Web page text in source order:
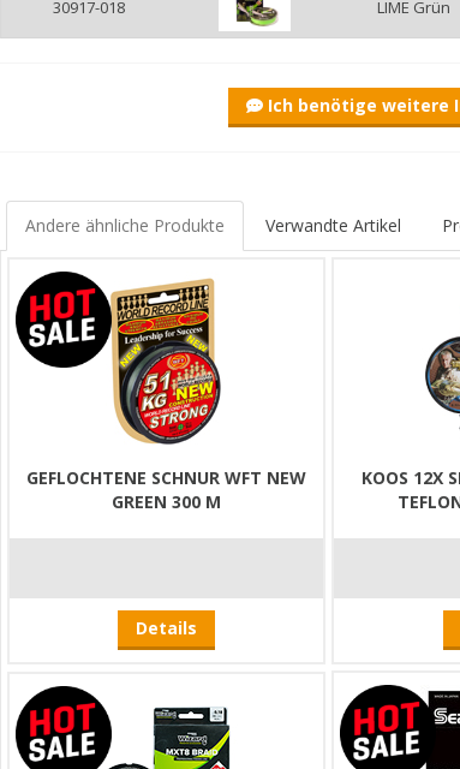
30917-018 LIME Grün
Ich benötige weitere
Andere ähnliche Produkte Verwandte Artikel
GEFLOCHTENE SCHNUR WFT NEW
GREEN 300 M
Details
KOOS 12X